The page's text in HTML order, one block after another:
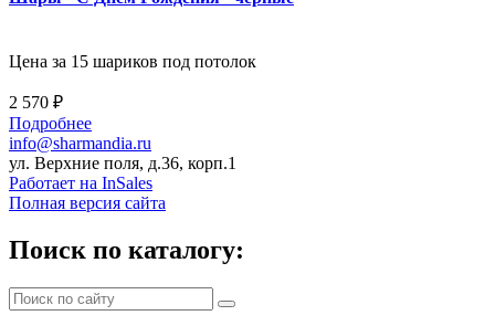
Цена за 15 шариков под потолок
2 570 ₽
Подробнее
info@sharmandia.ru
ул. Верхние поля, д.36, корп.1
Работает на InSales
Полная версия сайта
Поиск по каталогу: